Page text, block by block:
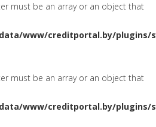
must be an array or an object that
www/creditportal.by/plugins/
must be an array or an object that
www/creditportal.by/plugins/